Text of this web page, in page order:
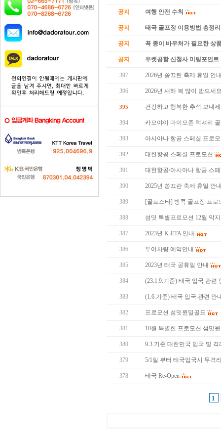
공지 여행 안전 수칙
공지 태국 골프장 이용방법 총정리
공지 꼭 종이 바우처가 필요한 상
공지 푸켓공항 신청사 미팅포인트
397 2026년 쏭끄란 축제 휴일 안
396 2026년 새해 복 많이 받으세
395 건강하고 행복한 추석 보내
394 카오야이 마이오존 럭셔리
393 아시아나 항공 스페셜 프로
392 대한항공 스페셜 프로모션
391 대한항공/아시아나 항공 스
390 2025년 쏭끄란 축제 휴일 안
389 [골프스타] 방콕 골프장 프로
388 섬밋 특별프로모션 12월 막
387 2023년 K-ETA 안내
386 투어차량 예약안내
385 2023년 태국 공휴일 안내
384 (23.1.9.기준) 태국 입국 관련
383 (1.6.기준) 태국 입국 관련 안
382 프로모션 섬밋윈밀골프
381 10월 특별한 프로모션 섬밋
380 9.3 기준 대한민국 입국 및
379 5/1일 부터 태국입국시 무격
378 태국 Re-Open
1